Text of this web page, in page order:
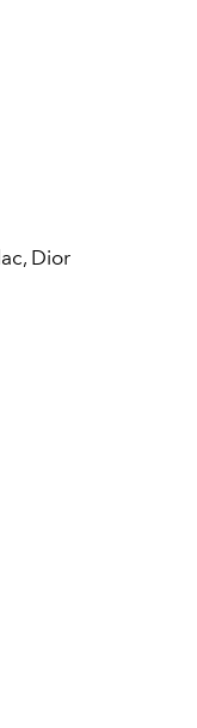
Dior